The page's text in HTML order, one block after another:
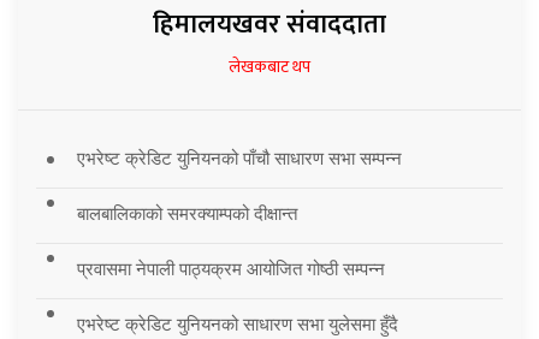
हिमालयखवर संवाददाता
लेखकबाट थप
एभरेष्ट क्रेडिट युनियनको पाँचौ साधारण सभा सम्पन्न
बालबालिकाको समरक्याम्पको दीक्षान्त
प्रवासमा नेपाली पाठ्यक्रम आयोजित गोष्ठी सम्पन्न
एभरेष्ट क्रेडिट युनियनको साधारण सभा युलेसमा हुँदै